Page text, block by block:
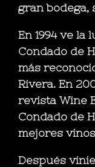
gran bodega,
En 1994 ve la
Condado de
más
Rivera. En
revista Wine
Condado de
mejores
Después